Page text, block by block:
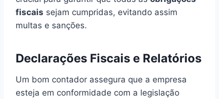
fiscais sejam cumpridas, evitando assim
multas e sanções.
Declarações Fiscais e Relatórios
Um bom contador assegura que a empresa
esteja em conformidade com a legislação